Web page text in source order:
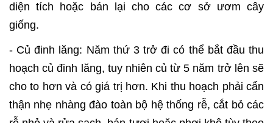
diện tích hoặc bán lại cho các cơ sở ươm cây
giống.
- Củ đinh lăng: Năm thứ 3 trở đi có thể bắt đầu thu
hoạch củ đinh lăng, tuy nhiên củ từ 5 năm trở lên sẽ
cho to hơn và có giá trị hơn. Khi thu hoạch phải cẩn
thận nhẹ nhàng đào toàn bộ hệ thống rễ, cắt bỏ các